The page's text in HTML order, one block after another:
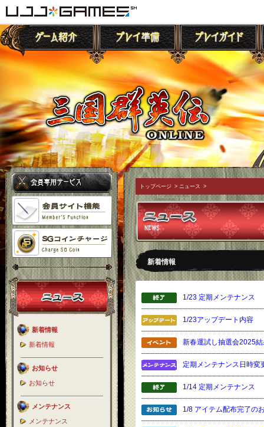
新着情報
新着情報
お知らせ
お知らせ
メンテナンス
メンテナンス
トップページ > ニュース >
新着情報
1/23 定期メンテナンス
1/23アップデート内容
新春運試し抽選会2025
定期メンテナンス日時変
1/14 定期メンテナンス
1/8 アイテム配布完了の